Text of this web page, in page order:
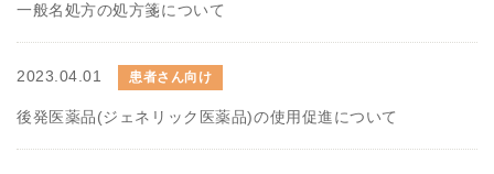
一般名処方の処方箋について
2023.04.01 患者さん向け
後発医薬品(ジェネリック医薬品)の使用促進について